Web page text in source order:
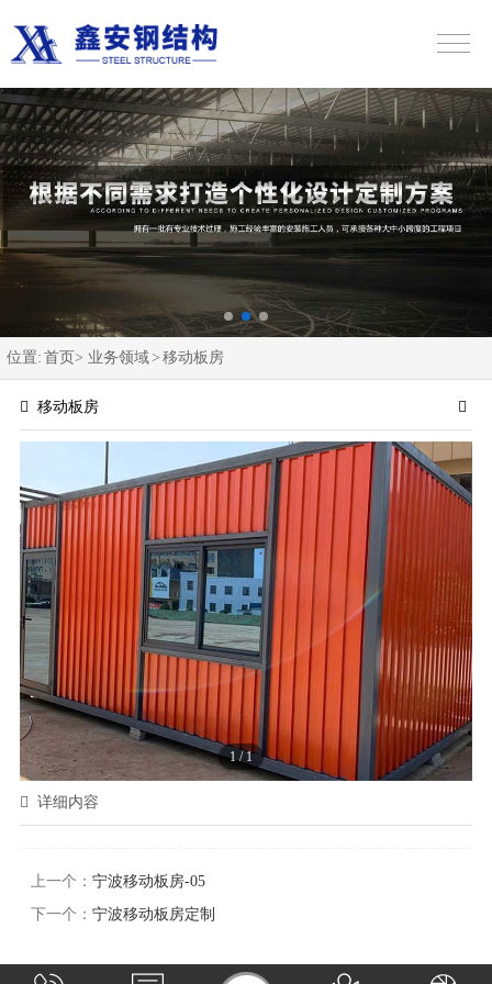
位置: 首页> 业务领域> 移动板房
移动板房
1/1
详细内容
上一个： 宁波移动板房-05
下一个： 宁波移动板房定制